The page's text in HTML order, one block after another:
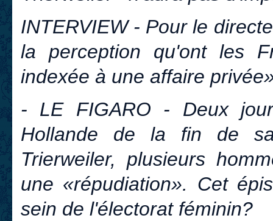
INTERVIEW - Pour le
la perception qu'ont les
indexée à une affaire
- LE FIGARO - Deux
Hollande de la fin de
Trierweiler, plusieurs
une «répudiation». Cet
sein de l'électorat féminin?